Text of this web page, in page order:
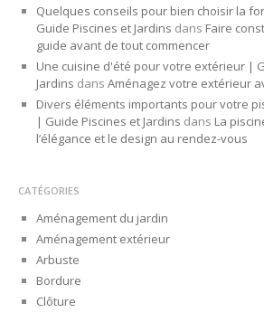
Quelques conseils pour bien choisir la
Guide Piscines et Jardins dans Faire
guide avant de tout commencer
Une cuisine d'été pour votre extérieur |
Jardins dans Aménagez votre extérieur
Divers éléments importants pour votre
| Guide Piscines et Jardins dans La
l’élégance et le design au rendez-vous
CATÉGORIES
Aménagement du jardin
Aménagement extérieur
Arbuste
Bordure
Clôture